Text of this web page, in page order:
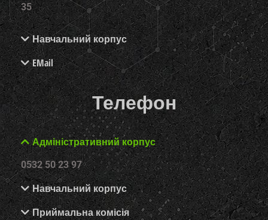
35
Навчальний корпус
EMail
Телефон
Адміністративний корпус
0532 50 23 97
Навчальний корпус
Приймальна комісія